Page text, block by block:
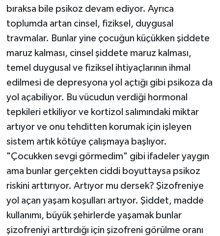
bıraksa bile psikoz devam ediyor. Ayrıca
toplumda artan cinsel, fiziksel, duygusal
travmalar. Bunlar yine çocuğun küçükken şiddete
maruz kalması, cinsel şiddete maruz kalması,
temel duygusal ve fiziksel ihtiyaçlarının ihmal
edilmesi de depresyona yol açtığı gibi psikoza da
yol açabiliyor. Bu vücudun verdiği hormonal
tepkileri etkiliyor ve kortizol salımındaki miktar
artıyor ve onu tehditten korumak için işleyen
sistem artık kötüye çalışmaya başlıyor.
"Çocukken sevgi görmedim" gibi ifadeler yaygın
ama bunlar gerçekten ciddi boyuttaysa psikoz
riskini arttırıyor. Artıyor mu dersek? Şizofreniye
yol açan yaşam koşulları artıyor. Şiddet, madde
kullanımı, büyük şehirlerde yaşamak bunlar
şizofreniyi arttırdığı için şizofreni görülme oranı